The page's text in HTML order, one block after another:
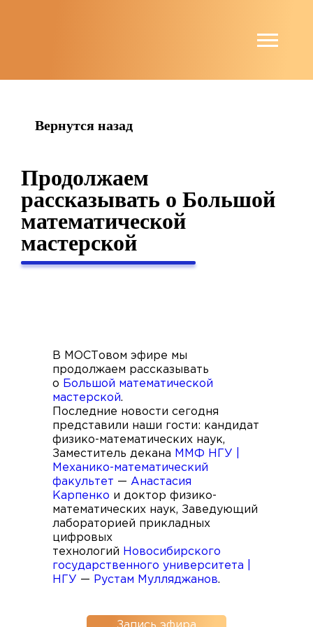
Вернутся назад
Продолжаем
рассказывать о Большой
математической
мастерской
В МОСТовом эфире мы
продолжаем рассказывать
о Большой математической
мастерской.
Последние новости сегодня
представили наши гости: кандидат
физико-математических наук,
Заместитель декана ММФ НГУ |
Механико-математический
факультет — Анастасия
Карпенко и доктор физико-
математических наук, Заведующий
лабораторией прикладных
цифровых
технологий Новосибирского
государственного университета |
НГУ — Рустам Мулляджанов.